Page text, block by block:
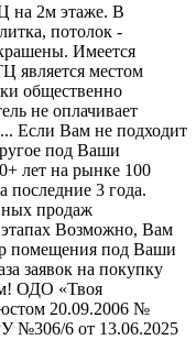
на 2м этаже. В
потолок -
Имеется
является местом
общественно
не оплачивает
Если Вам не подходит
под Ваши
лет на рынке 100
последние 3 года.
продаж
Возможно, Вам
помещения под Ваши
заявок на покупку
ОДО «Твоя
20.09.2006 №
№306/6 от 13.06.2025